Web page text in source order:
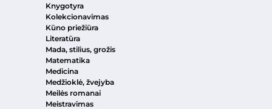
Knygotyra
Kolekcionavimas
Kūno priežiūra
Literatūra
Mada, stilius, grožis
Matematika
Medicina
Medžioklė, žvejyba
Meilės romanai
Meistravimas